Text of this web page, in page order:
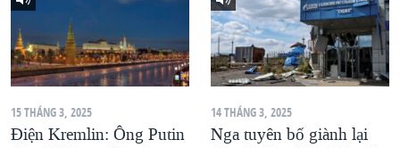
15 THÁNG 3, 2025
Điện Kremlin: Ông Putin
14 THÁNG 3, 2025
Nga tuyên bố giành lại